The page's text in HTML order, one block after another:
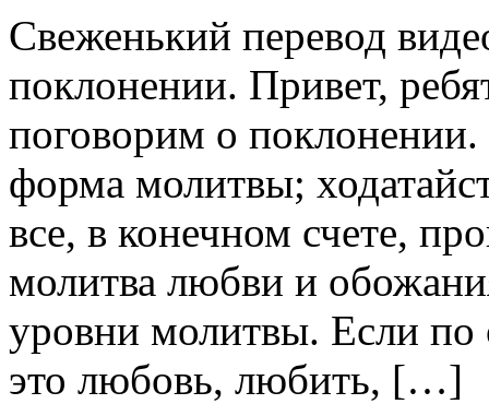
Свеженький перевод
поклонении. Привет,
поговорим о
форма молитвы;
все, в конечном счете,
молитва любви и
уровни молитвы. Если
это любовь, любить, […]